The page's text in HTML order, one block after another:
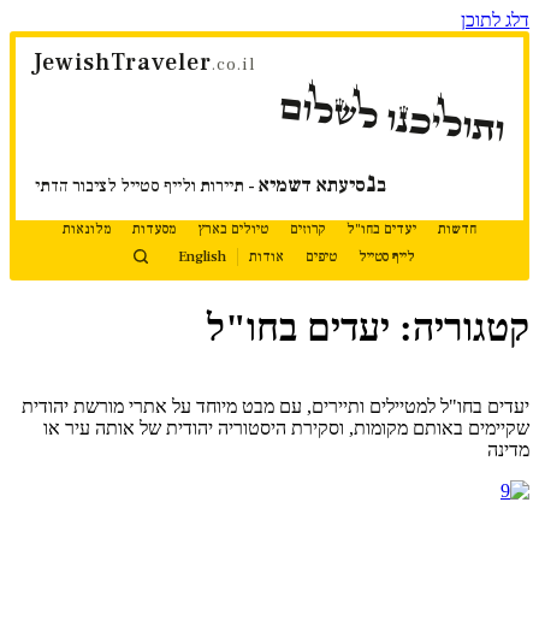
דלג לתוכן
JewishTraveler.co.il
ותוליכנו לשלום
בנסיעתא דשמיא - תיירות ולייף סטייל לציבור הדתי
חדשות יעדים בחו"ל קרוזים טיולים בארץ מסעדות
מלונאות
לייף סטייל
טיפים אודות English
קטגוריה: יעדים בחו"ל
יעדים בחו"ל למטיילים ותיירים, עם מבט מיוחד על אתרי מורשת יהודית
שקיימים באותם מקומות, וסקירת היסטוריה יהודית של אותה עיר או
מדינה